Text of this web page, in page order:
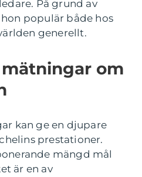
På grund av
populär både hos
generellt.
om
kan ge en djupare
prestationer.
mängd mål
är en av